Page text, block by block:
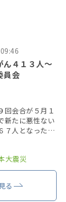
ん４１３人〜
員会
回会合が５月１
新たに悪性ない
７人となった。
の患者４７ […]
大震災
る